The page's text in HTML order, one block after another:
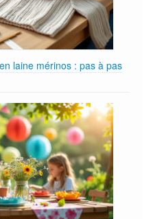
laine mérinos : pas à pas